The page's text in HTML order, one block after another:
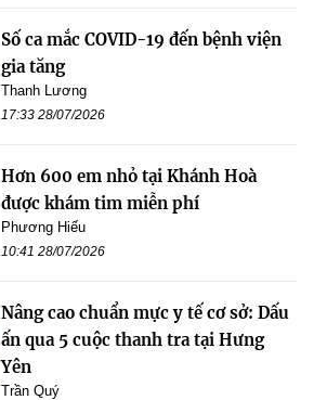
Số ca mắc COVID-19 đến bệnh viện
gia tăng
Thanh Lương
17:33 28/07/2026
Hơn 600 em nhỏ tại Khánh Hoà
được khám tim miễn phí
Phương Hiếu
10:41 28/07/2026
Nâng cao chuẩn mực y tế cơ sở: Dấu
ấn qua 5 cuộc thanh tra tại Hưng
Yên
Trần Quý